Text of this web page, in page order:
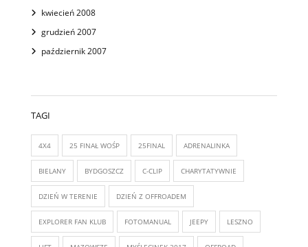
kwiecień 2008
grudzień 2007
październik 2007
TAGI
4X4 25 FINAŁ WOŚP 25FINAL ADRENALINKA
BIELANY BYDGOSZCZ C-CLIP CHARYTATYWNIE
DZIEŃ W TERENIE DZIEŃ Z OFFROADEM
EXPLORER FAN KLUB FOTOMANUAL JEEPY LESZNO